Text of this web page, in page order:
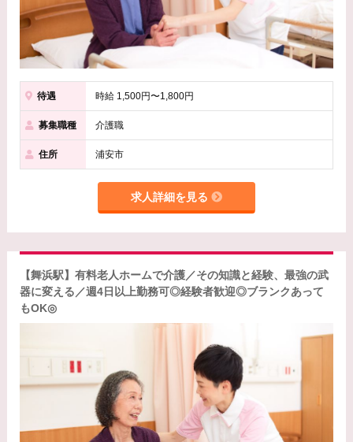
待遇 時給 1,500円〜1,800円
募集職種 介護職
住所 浦安市
求人詳細を見る
【舞浜駅】有料老人ホームで介護／その知識と経験、最強の武
器に変える／週4日以上勤務可◎経験者歓迎◎ブランクあって
もOK◎